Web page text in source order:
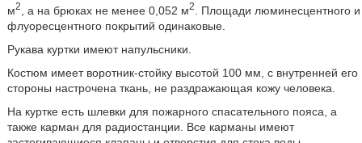
м2 , а на брюках не менее 0,052 м2
. Площади люминесцентного и
флуоресцентного покрытий одинаковые.
Рукава куртки имеют напульсники.
Костюм имеет воротник-стойку высотой 100 мм, с внутренней его
стороны настрочена ткань, не раздражающая кожу человека.
На куртке есть шлевки для пожарного спасательного пояса, а
также карман для радиостанции. Все карманы имеют